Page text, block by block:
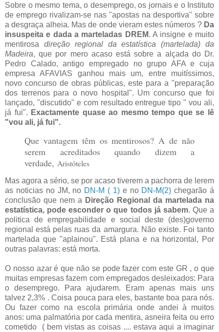
Sobre o mesmo tema, o desemprego, os jornais e o Instituto
de emprego rivalizam-se nas "apostas na desportiva" sobre
a desgraça alheia. Mas de onde vieram estes números ? Da
insuspeita e dada a marteladas DREM. A insigne e muito
mentirosa direção regional da estatística (martelada) da
Madeira, que por mero acaso está sobre a alçada do Dr.
Pedro Calado, antigo empregado no grupo AFA e cuja
empresa AFAVIAS ganhou mais um, entre muitíssimos,
novo concurso de obras públicas, este para a "preparação
dos terrenos para o novo hospital". Um concurso que foi
lançado, "discutido" e com resultado entregue tipo " vou ali,
já fui". Exactamente quase ao mesmo tempo que se lê
"vou ali, já fui".
Que vantagem têm os mentirosos? A de não
serem acreditados quando dizem a
verdade, Aristóteles
Mas agora a sério, se por acaso tiverem a pachorra de lerem
as noticias no JM, no DN-M ( 1)e no DN-M(2) chegarão á
conclusão que nem a Direção Regional da martelada na
estatística, pode esconder o que todos já sabem. Que a
politica de empregabilidade e social deste (des)governo
regional está pelas ruas da amargura. Não existe. Foi tanto
martelada que "aplainou". Está plana e na horizontal, Por
outras palavras: está morta.
O nosso azar é que não se pode fazer com este GR , o que
muitas empresas fazem com empregados desleixados: Para
o desemprego. Para ajudarem. Eram apenas mais uns
talvez 2,3% . Coisa pouca para eles, bastante boa para nós.
Ou fazer como na escola primária onde andei à muitos
anos: uma palmatória por cada mentira, asneira feita ou erro
cometido ( bem vistas as coisas .... estava aqui a imaginar